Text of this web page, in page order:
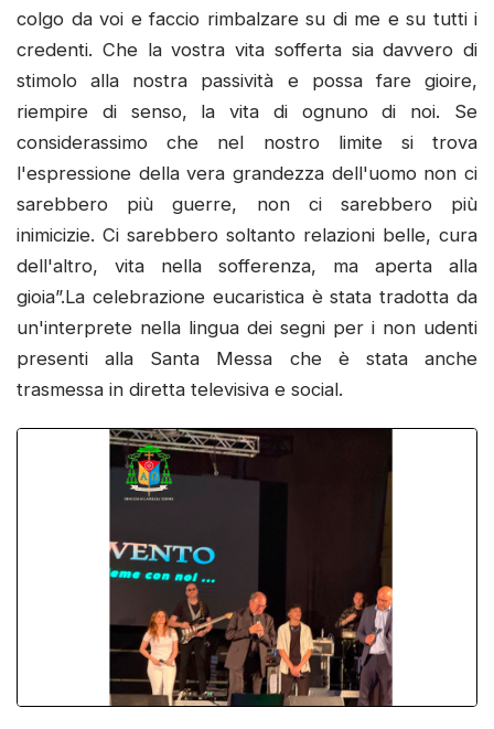
colgo da voi e faccio rimbalzare su di me e su tutti i
credenti. Che la vostra vita sofferta sia davvero di
stimolo alla nostra passività e possa fare gioire,
riempire di senso, la vita di ognuno di noi. Se
considerassimo che nel nostro limite si trova
l'espressione della vera grandezza dell'uomo non ci
sarebbero più guerre, non ci sarebbero più
inimicizie. Ci sarebbero soltanto relazioni belle, cura
dell'altro, vita nella sofferenza, ma aperta alla
gioia”.La celebrazione eucaristica è stata tradotta da
un'interprete nella lingua dei segni per i non udenti
presenti alla Santa Messa che è stata anche
trasmessa in diretta televisiva e social.